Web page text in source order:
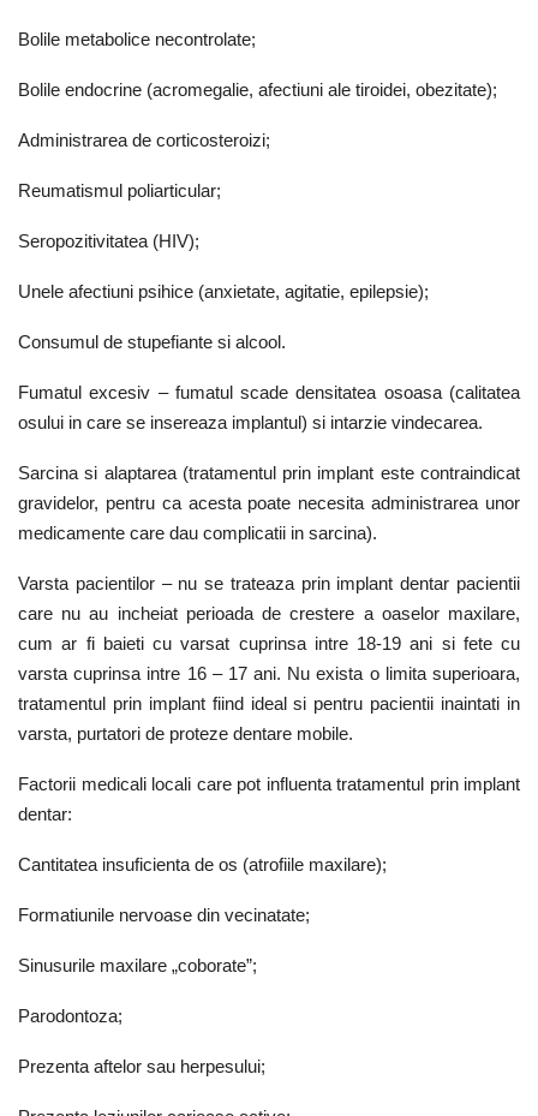
Bolile metabolice necontrolate;
Bolile endocrine (acromegalie, afectiuni ale tiroidei, obezitate);
Administrarea de corticosteroizi;
Reumatismul poliarticular;
Seropozitivitatea (HIV);
Unele afectiuni psihice (anxietate, agitatie, epilepsie);
Consumul de stupefiante si alcool.
Fumatul excesiv – fumatul scade densitatea osoasa (calitatea
osului in care se insereaza implantul) si intarzie vindecarea.
Sarcina si alaptarea (tratamentul prin implant este contraindicat
gravidelor, pentru ca acesta poate necesita administrarea unor
medicamente care dau complicatii in sarcina).
Varsta pacientilor – nu se trateaza prin implant dentar pacientii
care nu au incheiat perioada de crestere a oaselor maxilare,
cum ar fi baieti cu varsat cuprinsa intre 18-19 ani si fete cu
varsta cuprinsa intre 16 – 17 ani. Nu exista o limita superioara,
tratamentul prin implant fiind ideal si pentru pacientii inaintati in
varsta, purtatori de proteze dentare mobile.
Factorii medicali locali care pot influenta tratamentul prin implant
dentar:
Cantitatea insuficienta de os (atrofiile maxilare);
Formatiunile nervoase din vecinatate;
Sinusurile maxilare „coborate”;
Parodontoza;
Prezenta aftelor sau herpesului;